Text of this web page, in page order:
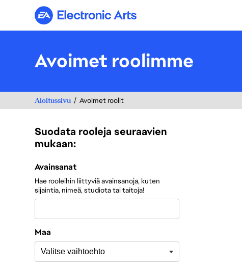
Electronic Arts
Avoimet roolimme
Aloitussivu Avoimet roolit
Suodata rooleja seuraavien
mukaan:
Suodata rooleja seuraavien mukaan:
Avainsanat
Hae rooleihin liittyviä avainsanoja, kuten
sijaintia, nimeä, studiota tai taitoja!
Maa